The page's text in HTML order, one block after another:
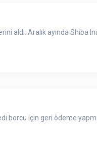
aldı. Aralık ayında Shiba
borcu için geri ödeme